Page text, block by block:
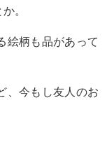
。
絵柄も品があって
、今もし友人のお